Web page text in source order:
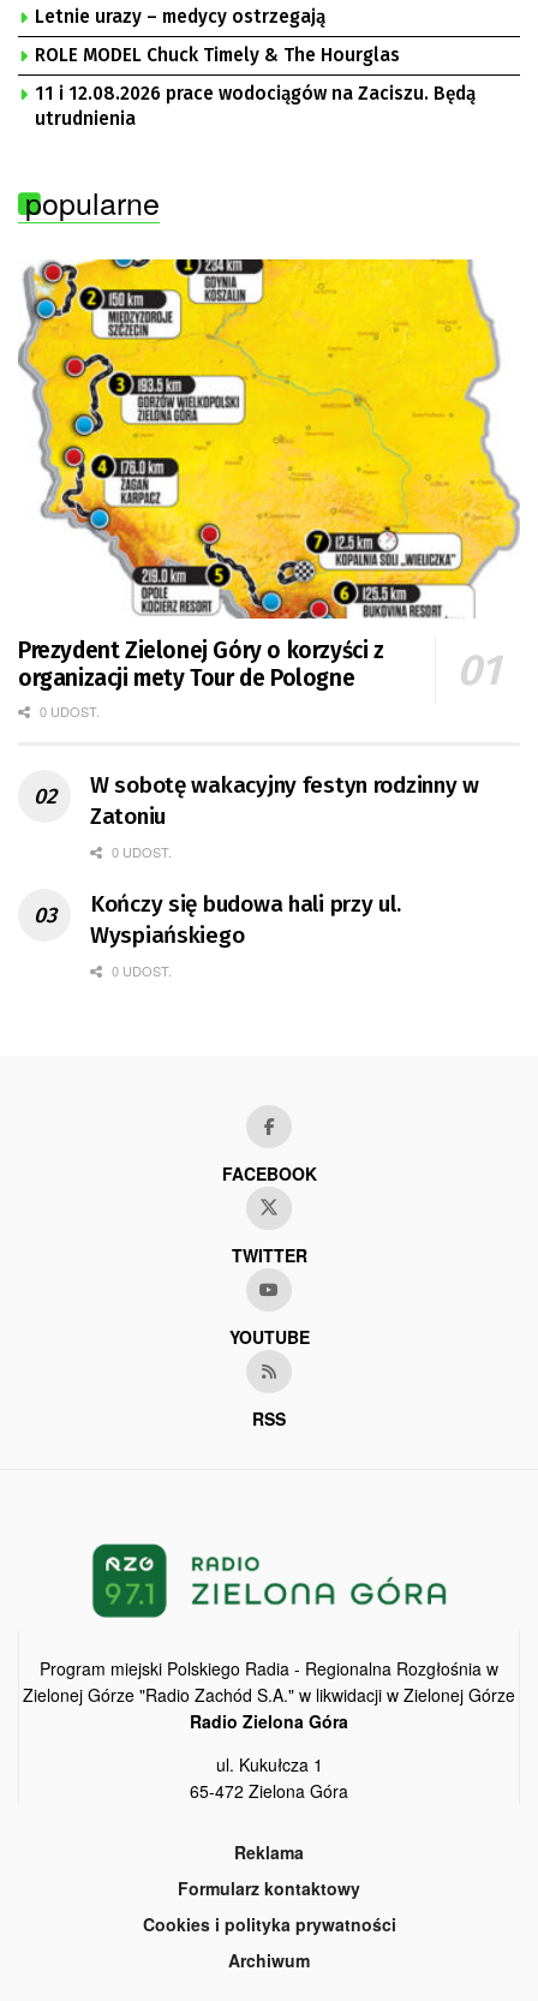
„Solidarność” Zielona Góra
Letnie urazy – medycy ostrzegają
ROLE MODEL Chuck Timely & The Hourglas
11 i 12.08.2026 prace wodociągów na Zaciszu. Będą
utrudnienia
popularne
Prezydent Zielonej Góry o korzyści z
organizacji mety Tour de Pologne
0 UDOST.
W sobotę wakacyjny festyn rodzinny w
Zatoniu
0 UDOST.
Kończy się budowa hali przy ul.
Wyspiańskiego
0 UDOST.
FACEBOOK
TWITTER
YOUTUBE
RSS
Program miejski Polskiego Radia - Regionalna Rozgłośnia w
Zielonej Górze "Radio Zachód S.A." w likwidacji w Zielonej Górze
Radio Zielona Góra
ul. Kukułcza 1
65-472 Zielona Góra
Reklama
Formularz kontaktowy
Cookies i polityka prywatności
Archiwum